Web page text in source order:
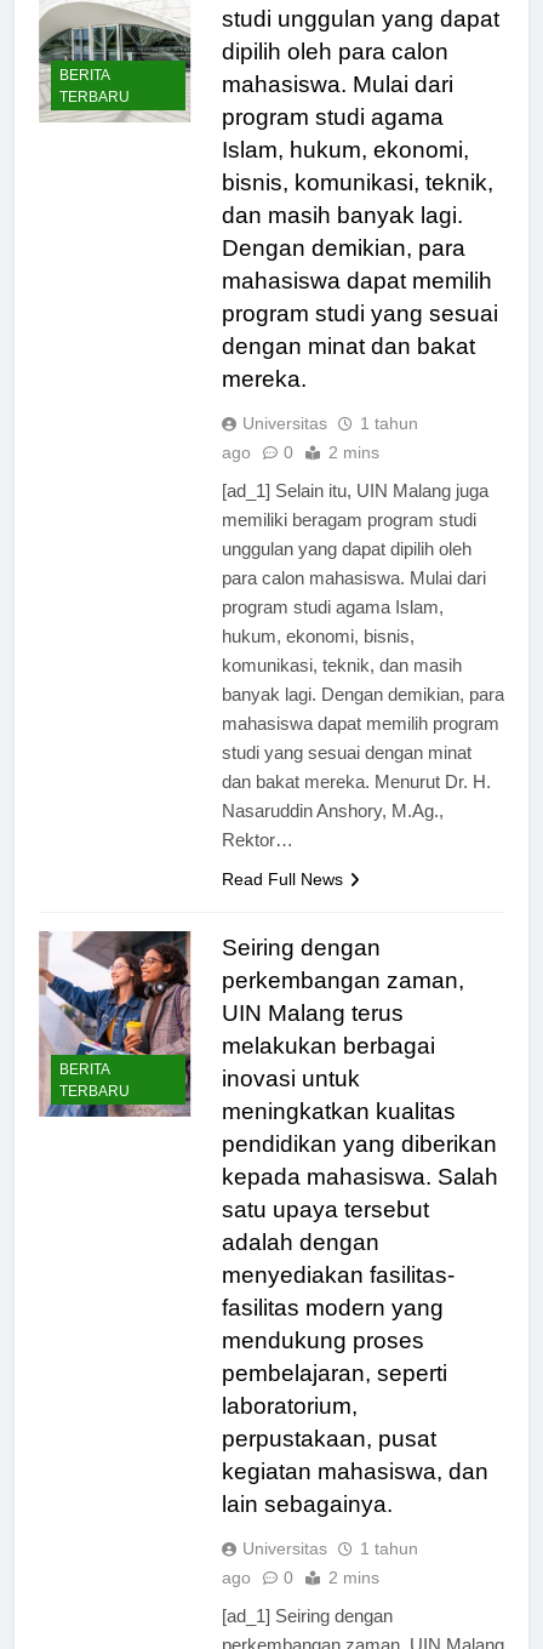
BERITA
TERBARU
memiliki beragam program
studi unggulan yang dapat
dipilih oleh para calon
mahasiswa. Mulai dari
program studi agama
Islam, hukum, ekonomi,
bisnis, komunikasi, teknik,
dan masih banyak lagi.
Dengan demikian, para
mahasiswa dapat memilih
program studi yang sesuai
dengan minat dan bakat
Universitas
1 tahun
[ad_1] Selain itu, UIN Malang juga
memiliki beragam program studi
unggulan yang dapat dipilih oleh
para calon mahasiswa. Mulai dari
program studi agama Islam,
hukum, ekonomi, bisnis,
komunikasi, teknik, dan masih
banyak lagi. Dengan demikian, para
mahasiswa dapat memilih program
studi yang sesuai dengan minat
dan bakat mereka. Menurut Dr. H.
Nasaruddin Anshory, M.Ag.,
BERITA
TERBARU
Seiring dengan
perkembangan zaman,
UIN Malang terus
melakukan berbagai
inovasi untuk
meningkatkan kualitas
pendidikan yang diberikan
kepada mahasiswa. Salah
satu upaya tersebut
adalah dengan
menyediakan fasilitas-
fasilitas modern yang
mendukung proses
pembelajaran, seperti
laboratorium,
perpustakaan, pusat
kegiatan mahasiswa, dan
lain sebagainya.
Universitas
1 tahun
[ad_1] Seiring dengan